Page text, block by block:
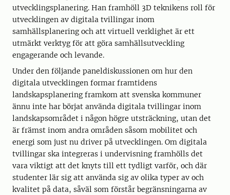
utvecklingsplanering. Han framhöll 3D teknikens roll för
utvecklingen av digitala tvillingar inom
samhällsplanering och att virtuell verklighet är ett
utmärkt verktyg för att göra samhällsutveckling
engagerande och levande.
Under den följande paneldiskussionen om hur den
digitala utvecklingen formar framtidens
landskapsplanering framkom att svenska kommuner
ännu inte har börjat använda digitala tvillingar inom
landskapsområdet i någon högre utsträckning, utan det
är främst inom andra områden såsom mobilitet och
energi som just nu driver på utvecklingen. Om digitala
tvillingar ska integreras i undervisning framhölls det
vara viktigt att det knyts till ett tydligt varför, och där
studenter lär sig att använda sig av olika typer av och
kvalitet på data, såväl som förstår begränsningarna av